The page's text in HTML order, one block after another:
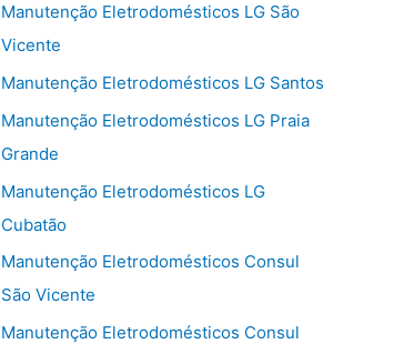
Manutenção Eletrodomésticos LG São
Vicente
Manutenção Eletrodomésticos LG Santos
Manutenção Eletrodomésticos LG Praia
Grande
Manutenção Eletrodomésticos LG
Cubatão
Manutenção Eletrodomésticos Consul
São Vicente
Manutenção Eletrodomésticos Consul